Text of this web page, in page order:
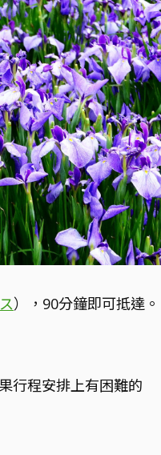
），90分鐘即可抵達。
行程安排上有困難的